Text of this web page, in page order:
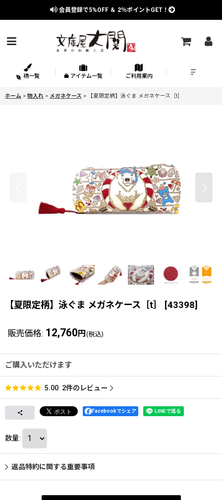
会員登録で5%OFF ＆ 2％ポイントGET！
柄一覧 アイテム一覧 ご利用案内
ホーム > 物入れ > メガネケース > 【夏限定柄】泳ぐま メガネケース［t］
【夏限定柄】泳ぐま メガネケース［t］ [43398]
販売価格: 12,760 円 (税込)
ご購入いただけます
5.00 2件のレビュー
Facebookでシェア
数量:
返品特約に関する重要事項